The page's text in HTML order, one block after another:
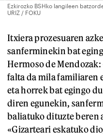
Ezkirozko BSHko langileen
URIZ / FOKU
Itxiera prozesuaren
sanferminekin bat
Hermoso de
falta da mila familiaren
eta horrek bat egingo
diren egunekin,
baliatuko dituzte beren
«Gizarteari eskatuko